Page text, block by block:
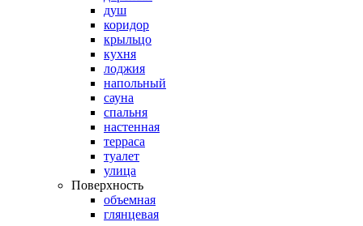
душ
коридор
крыльцо
кухня
лоджия
напольный
сауна
спальня
настенная
терраса
туалет
улица
Поверхность
объемная
глянцевая